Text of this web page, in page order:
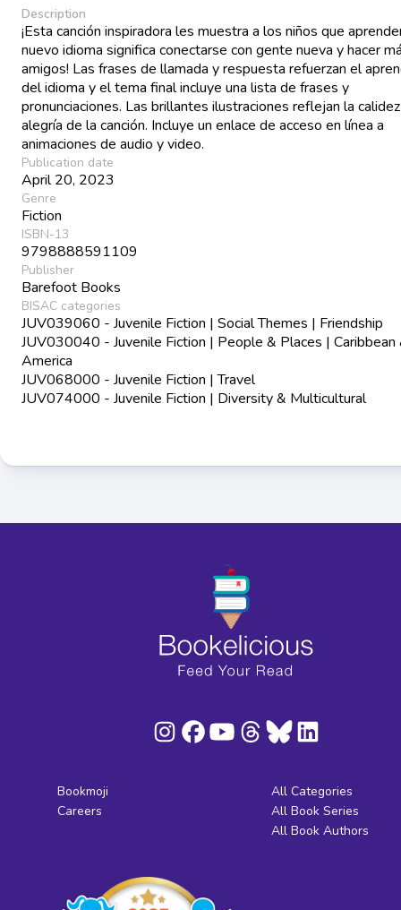
Description
¡Esta canción inspiradora les muestra a los niños que
nuevo idioma significa conectarse con gente nueva y hacer
amigos! Las frases de llamada y respuesta refuerzan el
del idioma y el tema final incluye una lista de frases y
pronunciaciones. Las brillantes ilustraciones reflejan la
alegría de la canción. Incluye un enlace de acceso en línea a
animaciones de audio y video.
Publication date
April 20, 2023
Genre
Fiction
ISBN-13
9798888591109
Publisher
Barefoot Books
BISAC categories
JUV039060 - Juvenile Fiction | Social Themes | Friendship
JUV030040 - Juvenile Fiction | People & Places | Caribbean
America
JUV068000 - Juvenile Fiction | Travel
JUV074000 - Juvenile Fiction | Diversity & Multicultural
Bookmoji
Careers
All Categories
All Book Series
All Book Authors